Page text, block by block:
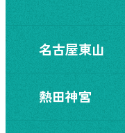
名古屋東山
熱田神宮